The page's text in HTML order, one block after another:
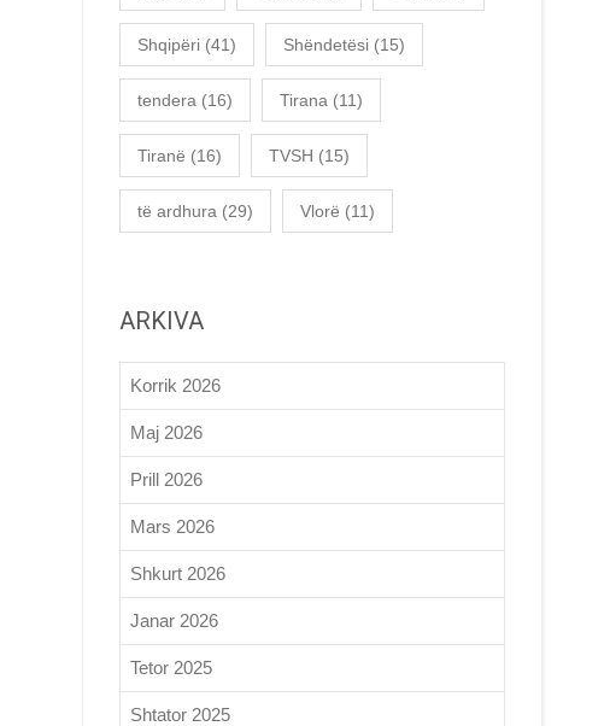
Shqipëri (41) Shëndetësi (15)
tendera (16) Tirana (11)
Tiranë (16) TVSH (15)
të ardhura (29) Vlorë (11)
ARKIVA
Korrik 2026
Maj 2026
Prill 2026
Mars 2026
Shkurt 2026
Janar 2026
Tetor 2025
Shtator 2025